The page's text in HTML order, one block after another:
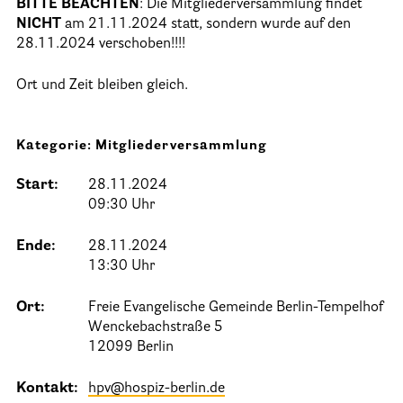
Informationen
Hospizgedanke
Betreuung Zuhause
Betreuung im Pflegeheim
Betreuung im stationären Hospiz
Kinder und Jugendliche
Patientenverfügung – Vorsorgevollmacht –
Flyer und Broschüren zum Download
Veranstaltungen
BITTE BEACHTEN : Die Mitgliederversammlung findet
NICHT
am 21.11.2024 statt, sondern wurde auf den
28.11.2024 verschoben!!!!
Ort und Zeit bleiben gleich.
Kategorie: Mitgliederversammlung
Start:
28.11.2024
09:30 Uhr
Ende:
28.11.2024
13:30 Uhr
Ort:
Freie Evangelische Gemeinde Berlin-Tempelhof
Wenckebachstraße 5
12099 Berlin
Kontakt: hpv@hospiz-berlin.de